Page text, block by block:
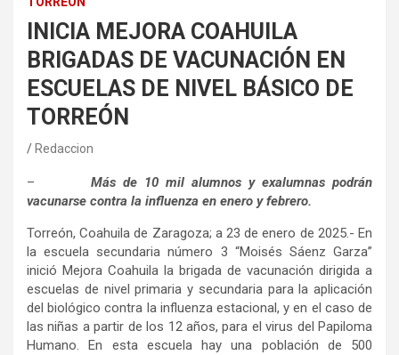
INICIA MEJORA COAHUILA
BRIGADAS DE VACUNACIÓN EN
ESCUELAS DE NIVEL BÁSICO DE
TORREÓN
Redaccion
–Más de 10 mil alumnos y exalumnas podrán
vacunarse contra la influenza en enero y febrero.
Torreón, Coahuila de Zaragoza; a 23 de enero de 2025.- En
la escuela secundaria número 3 “Moisés Sáenz Garza”
inició Mejora Coahuila la brigada de vacunación dirigida a
escuelas de nivel primaria y secundaria para la aplicación
del biológico contra la influenza estacional, y en el caso de
las niñas a partir de los 12 años, para el virus del Papiloma
Humano. En esta escuela hay una población de 500